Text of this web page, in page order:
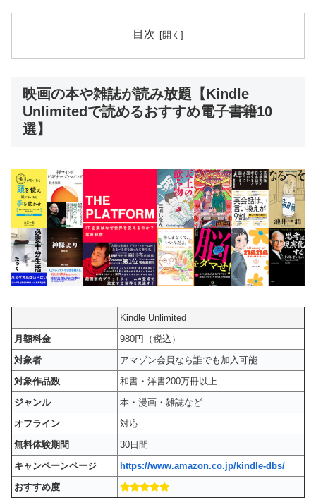
目次
映画の本や雑誌が読み放題【Kindle
Unlimitedで読めるおすすめ電子書籍10
選】
Kindle Unlimited
月額料金
980円（税込）
対象者
アマゾン会員なら誰でも加入可能
対象作品数
和書・洋書200万冊以上
ジャンル
本・漫画・雑誌など
オフライン
対応
無料体験期間
30日間
キャンペーンページ
https://www.amazon.co.jp/kindle-dbs/
おすすめ度